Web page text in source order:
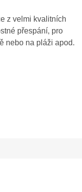
z velmi kvalitních
přespání, pro
nebo na pláži apod.